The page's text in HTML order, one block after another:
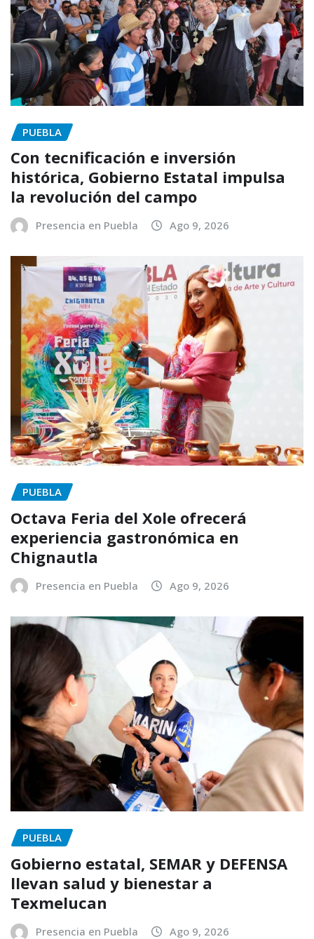
PUEBLA
Con tecnificación e inversión
histórica, Gobierno Estatal impulsa
la revolución del campo
Presencia en Puebla Ago 9, 2026
PUEBLA
Octava Feria del Xole ofrecerá
experiencia gastronómica en
Chignautla
Presencia en Puebla Ago 9, 2026
PUEBLA
Gobierno estatal, SEMAR y DEFENSA
llevan salud y bienestar a
Texmelucan
Presencia en Puebla Ago 9, 2026